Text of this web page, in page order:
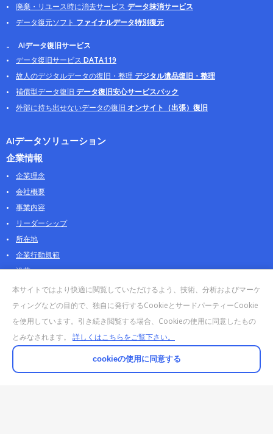
廃棄・リユース時に消去サービス データ抹消サービス
データ復元ソフト ファイナルデータ特別復元
AIデータ復旧サービス
データ復旧サービス DATA119
故人のデジタルデータの復旧・整理 デジタル遺品復旧・整理
補償型データ復旧 データ復旧安心サービスパック
外部に持ち出せないデータの復旧 オンサイト（出張）復旧
AIデータソリューション
企業情報
企業理念
会社概要
事業内容
リーダーシップ
所在地
企業行動規範
沿革
採用情報
パートナー
お問合せ・販売
法人お問合せについて
AOSストア
本サイトではより快適に閲覧していただけるよう、技術、分析およびマーケ
ティングなどの目的で、独自に発行するCookieとサードパーティーCookie
を使用しています。引き続き閲覧する場合、Cookieの使用に同意したもの
とみなされます。 詳しくはこちらをご覧下さい。
cookieの使用に同意する